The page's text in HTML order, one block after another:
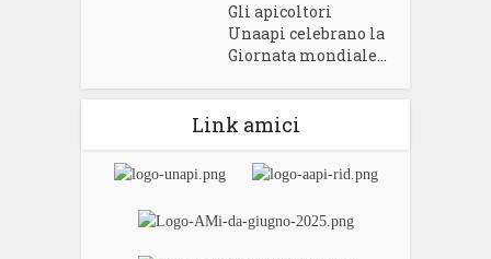
Gli apicoltori
Unaapi celebrano la
Giornata mondiale...
Link amici